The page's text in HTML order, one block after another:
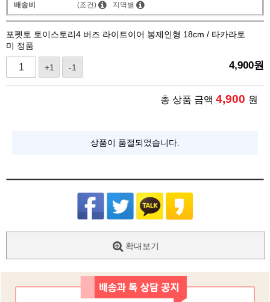
배송비 (조건) 지역별
포펫토 토이스토리4 버즈 라이트이어 봉제인형 18cm / 타카라토
미 정품
+1 -1 4,900원
총 상품 금액 4,900 원
상품이 품절되었습니다.
확대보기